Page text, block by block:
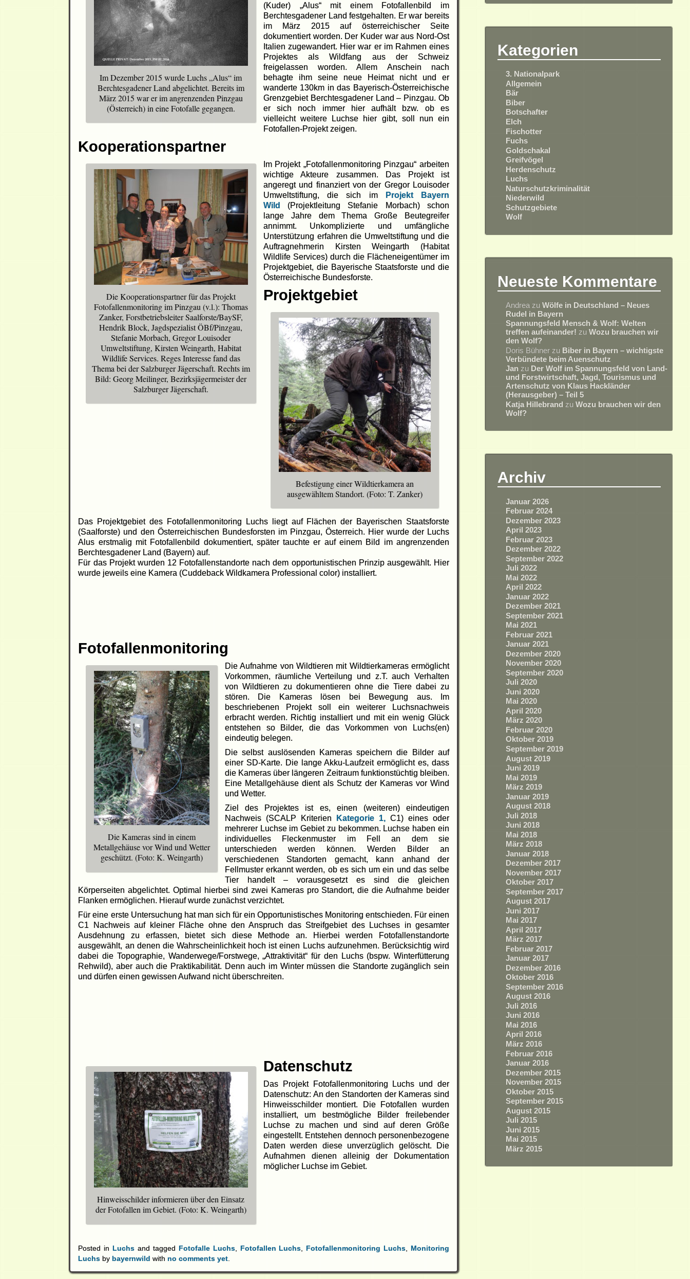
Im Dezember 2015 wurde Luchs „Alus“ im
Berchtesgadener Land abgelichtet. Bereits im
März 2015 war er im angrenzenden Pinzgau
(Österreich) in eine Fotofalle gegangen.
(Kuder) „Alus“ mit einem Fotofallenbild im
Berchtesgadener Land festgehalten. Er war bereits
im März 2015 auf österreichischer Seite
dokumentiert worden. Der Kuder war aus Nord-Ost
Italien zugewandert. Hier war er im Rahmen eines
Projektes als Wildfang aus der Schweiz
freigelassen worden. Allem Anschein nach
behagte ihm seine neue Heimat nicht und er
wanderte 130km in das Bayerisch-Österreichische
Grenzgebiet Berchtesgadener Land – Pinzgau. Ob
er sich noch immer hier aufhält bzw. ob es
vielleicht weitere Luchse hier gibt, soll nun ein
Fotofallen-Projekt zeigen.
Kooperationspartner
Die Kooperationspartner für das Projekt
Fotofallenmonitoring im Pinzgau (v.l.): Thomas
Zanker, Forstbetriebsleiter Saalforste/BaySF,
Hendrik Block, Jagdspezialist ÖBf/Pinzgau,
Stefanie Morbach, Gregor Louisoder
Umweltstiftung, Kirsten Weingarth, Habitat
Wildlife Services. Reges Interesse fand das
Thema bei der Salzburger Jägerschaft. Rechts im
Bild: Georg Meilinger, Bezirksjägermeister der
Salzburger Jägerschaft.
Im Projekt „Fotofallenmonitoring Pinzgau“ arbeiten
wichtige Akteure zusammen. Das Projekt ist
angeregt und finanziert von der Gregor Louisoder
Umweltstiftung, die sich im
Projekt Bayern
Wild (Projektleitung Stefanie Morbach) schon
lange Jahre dem Thema Große Beutegreifer
annimmt. Unkomplizierte und umfängliche
Unterstützung erfahren die Umweltstiftung und die
Auftragnehmerin Kirsten Weingarth (Habitat
Wildlife Services) durch die Flächeneigentümer im
Projektgebiet, die Bayerische Staatsforste und die
Österreichische Bundesforste.
Projektgebiet
Befestigung einer Wildtierkamera an
ausgewähltem Standort. (Foto: T. Zanker)
Das Projektgebiet des Fotofallenmonitoring Luchs liegt auf Flächen der Bayerischen Staatsforste
(Saalforste) und den Österreichischen Bundesforsten im Pinzgau, Österreich. Hier wurde der Luchs
Alus erstmalig mit Fotofallenbild dokumentiert, später tauchte er auf einem Bild im angrenzenden
Berchtesgadener Land (Bayern) auf.
Für das Projekt wurden 12 Fotofallenstandorte nach dem opportunistischen Prinzip ausgewählt. Hier
wurde jeweils eine Kamera (Cuddeback Wildkamera Professional color) installiert.
Fotofallenmonitoring
Die Kameras sind in einem
Metallgehäuse vor Wind und Wetter
geschützt. (Foto: K. Weingarth)
Die Aufnahme von Wildtieren mit Wildtierkameras ermöglicht
Vorkommen, räumliche Verteilung und z.T. auch Verhalten
von Wildtieren zu dokumentieren ohne die Tiere dabei zu
stören. Die Kameras lösen bei Bewegung aus. Im
beschriebenen Projekt soll ein weiterer Luchsnachweis
erbracht werden. Richtig installiert und mit ein wenig Glück
entstehen so Bilder, die das Vorkommen von Luchs(en)
eindeutig belegen.
Die selbst auslösenden Kameras speichern die Bilder auf
einer SD-Karte. Die lange Akku-Laufzeit ermöglicht es, dass
die Kameras über längeren Zeitraum funktionstüchtig bleiben.
Eine Metallgehäuse dient als Schutz der Kameras vor Wind
und Wetter.
Ziel des Projektes ist es, einen (weiteren) eindeutigen
Nachweis (SCALP Kriterien
Kategorie 1,C1) eines oder
mehrerer Luchse im Gebiet zu bekommen. Luchse haben ein
individuelles Fleckenmuster im Fell an dem sie
unterschieden werden können. Werden Bilder an
verschiedenen Standorten gemacht, kann anhand der
Fellmuster erkannt werden, ob es sich um ein und das selbe
Tier handelt – vorausgesetzt es sind die gleichen
Körperseiten abgelichtet. Optimal hierbei sind zwei Kameras pro Standort, die die Aufnahme beider
Flanken ermöglichen. Hierauf wurde zunächst verzichtet.
Für eine erste Untersuchung hat man sich für ein Opportunistisches Monitoring entschieden. Für einen
C1 Nachweis auf kleiner Fläche ohne den Anspruch das Streifgebiet des Luchses in gesamter
Ausdehnung zu erfassen, bietet sich diese Methode an. Hierbei werden Fotofallenstandorte
ausgewählt, an denen die Wahrscheinlichkeit hoch ist einen Luchs aufzunehmen. Berücksichtig wird
dabei die Topographie, Wanderwege/Forstwege, „Attraktivität“ für den Luchs (bspw. Winterfütterung
Rehwild), aber auch die Praktikabilität. Denn auch im Winter müssen die Standorte zugänglich sein
und dürfen einen gewissen Aufwand nicht überschreiten.
Hinweisschilder informieren über den Einsatz
der Fotofallen im Gebiet. (Foto: K. Weingarth)
Datenschutz
Das Projekt Fotofallenmonitoring Luchs und der
Datenschutz: An den Standorten der Kameras sind
Hinweisschilder montiert. Die Fotofallen wurden
installiert, um bestmögliche Bilder freilebender
Luchse zu machen und sind auf deren Größe
eingestellt. Entstehen dennoch personenbezogene
Daten werden diese unverzüglich gelöscht. Die
Aufnahmen dienen alleinig der Dokumentation
möglicher Luchse im Gebiet.
Posted inLuchs and tagged Fotofalle Luchs, Fotofallen Luchs ,Fotofallenmonitoring Luchs ,Monitoring
Luchs by bayernwild withno comments yet
Kategorien
3. Nationalpark
Allgemein
Bär
Biber
Botschafter
Elch
Fischotter
Fuchs
Goldschakal
Greifvögel
Herdenschutz
Luchs
Naturschutzkriminalität
Niederwild
Schutzgebiete
Wolf
Neueste Kommentare
Andrea zuWölfe in Deutschland – Neues
Rudel in Bayern
Spannungsfeld Mensch & Wolf: Welten
treffen aufeinander! zuWozu brauchen wir
den Wolf?
Doris Bühner zu Biber in Bayern – wichtigste
Verbündete beim Auenschutz
Jan zu Der Wolf im Spannungsfeld von Land-
und Forstwirtschaft, Jagd, Tourismus und
Artenschutz von Klaus Hackländer
(Herausgeber) – Teil 5
Katja Hillebrand zuWozu brauchen wir den
Wolf?
Archiv
Januar 2026
Februar 2024
Dezember 2023
April 2023
Februar 2023
Dezember 2022
September 2022
Juli 2022
Mai 2022
April 2022
Januar 2022
Dezember 2021
September 2021
Mai 2021
Februar 2021
Januar 2021
Dezember 2020
November 2020
September 2020
Juli 2020
Juni 2020
Mai 2020
April 2020
März 2020
Februar 2020
Oktober 2019
September 2019
August 2019
Juni 2019
Mai 2019
März 2019
Januar 2019
August 2018
Juli 2018
Juni 2018
Mai 2018
März 2018
Januar 2018
Dezember 2017
November 2017
Oktober 2017
September 2017
August 2017
Juni 2017
Mai 2017
April 2017
März 2017
Februar 2017
Januar 2017
Dezember 2016
Oktober 2016
September 2016
August 2016
Juli 2016
Juni 2016
Mai 2016
April 2016
März 2016
Februar 2016
Januar 2016
Dezember 2015
November 2015
Oktober 2015
September 2015
August 2015
Juli 2015
Juni 2015
Mai 2015
März 2015